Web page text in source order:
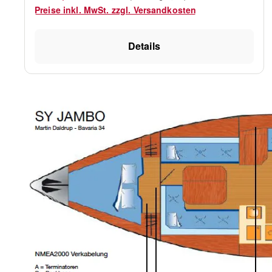
Multifunktionsdisplays und Navigationslösungen
Genration von B&G Zeus? Zunächst das Display:
Bildschirme wahlweise in 7 Zoll, 9 Zoll, 12 Zoll
und vor alle extreme Betrachtungswinkel von mehr
als 85°. Selbstverständlich unterstützen alle
Displays den Touchscreen und MultiTouch mit der
Pinch-to-Zoom Funktion. Weiter gehts mit der
Tastatur: Diese wurde um die "Steuerrad Taste"
erweitert. Der kleine Knopf oben links mit dem
Steuerrad kann in seiner Funktion komplett frei
vom Benutzer belegt werden. Haben Sie vielleicht
ihren favorisierten und konfigurierten Instrumenten
Screen, den Sie hauptzächlich nutzen, dann
speichern Sie diese Funktion oder Ansicht auf dem
Preise inkl. MwSt. zzgl. Versandkosten
Details